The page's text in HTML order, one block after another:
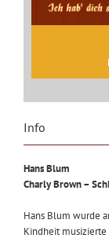
Info
Hans Blum
Charly Brown –
Hans Blum wurde
Kindheit musizierte